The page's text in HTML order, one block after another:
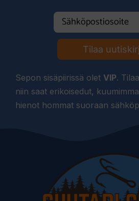
Tilaa
Sepon sisäpiirissä olet VIP.
niin saat erikoisedut,
hienot hommat suoraan